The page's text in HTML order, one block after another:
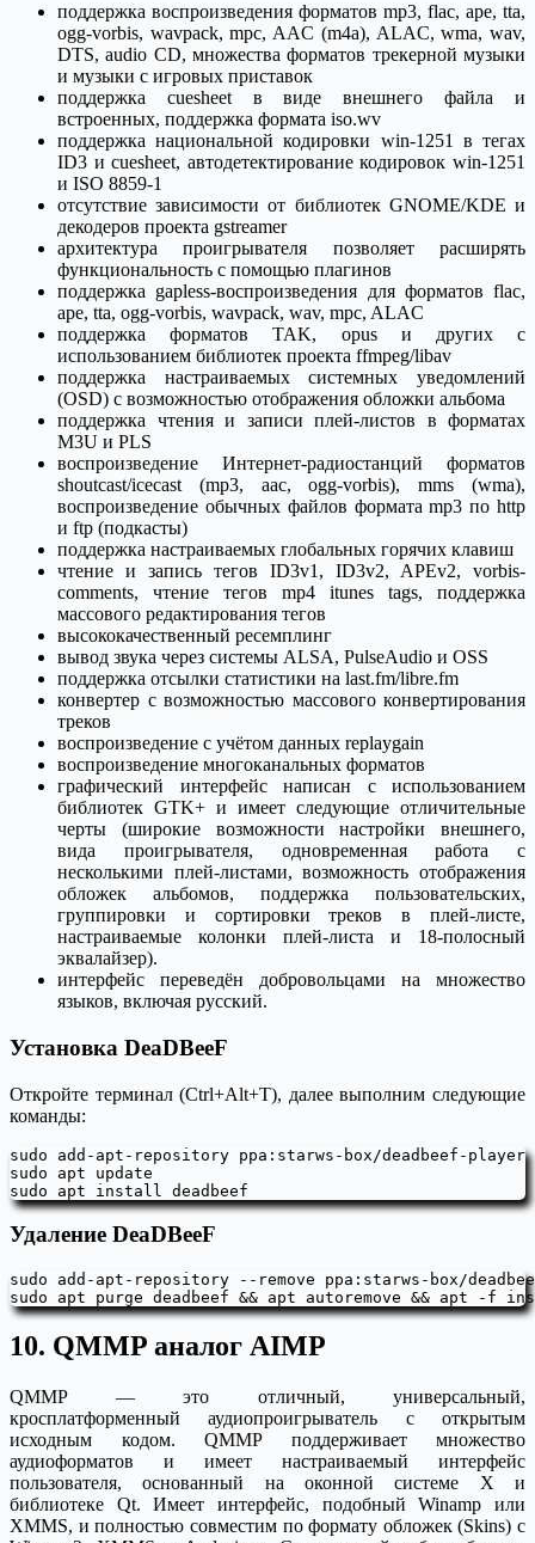
поддержка воспроизведения форматов mp3, flac, ape, tta,
ogg-vorbis, wavpack, mpc, AAC (m4a), ALAC, wma, wav,
DTS, audio CD, множества форматов трекерной музыки
и музыки с игровых приставок
поддержка cuesheet в виде внешнего файла и
встроенных, поддержка формата iso.wv
поддержка национальной кодировки win-1251 в тегах
ID3 и cuesheet, автодетектирование кодировок win-1251
и ISO 8859-1
отсутствие зависимости от библиотек GNOME/KDE и
декодеров проекта gstreamer
архитектура проигрывателя позволяет расширять
функциональность с помощью плагинов
поддержка gapless-воспроизведения для форматов flac,
ape, tta, ogg-vorbis, wavpack, wav, mpc, ALAC
поддержка форматов TAK, opus и других c
использованием библиотек проекта ffmpeg/libav
поддержка настраиваемых системных уведомлений
(OSD) с возможностью отображения обложки альбома
поддержка чтения и записи плей-листов в форматах
M3U и PLS
воспроизведение Интернет-радиостанций форматов
shoutcast/icecast (mp3, aac, ogg-vorbis), mms (wma),
воспроизведение обычных файлов формата mp3 по http
и ftp (подкасты)
поддержка настраиваемых глобальных горячих клавиш
чтение и запись тегов ID3v1, ID3v2, APEv2, vorbis-
comments, чтение тегов mp4 itunes tags, поддержка
массового редактирования тегов
высококачественный ресемплинг
вывод звука через системы ALSA, PulseAudio и OSS
поддержка отсылки статистики на last.fm/libre.fm
конвертер с возможностью массового конвертирования
треков
воспроизведение с учётом данных replaygain
воспроизведение многоканальных форматов
графический интерфейс написан с использованием
библиотек GTK+ и имеет следующие отличительные
черты (широкие возможности настройки внешнего,
вида проигрывателя, одновременная работа с
несколькими плей-листами, возможность отображения
обложек альбомов, поддержка пользовательских,
группировки и сортировки треков в плей-листе,
настраиваемые колонки плей-листа и 18-полосный
эквалайзер).
интерфейс переведён добровольцами на множество
языков, включая русский.
Установка DeaDBeeF
Откройте терминал (Ctrl+Alt+T), далее выполним следующие
команды:
sudo add-apt-repository ppa:starws-box/deadbeef-player
sudo apt update
sudo apt install deadbeef
Удаление DeaDBeeF
sudo add-apt-repository --remove ppa:starws-box/
sudo apt purge deadbeef && apt autoremove && apt -f
10. QMMP аналог AIMP
QMMP — это отличный, универсальный,
кроcплатформенный аудиопроигрыватель с открытым
исходным кодом. QMMP поддерживает множество
аудиоформатов и имеет настраиваемый интерфейс
пользователя, основанный на оконной системе X и
библиотеке Qt. Имеет интерфейс, подобный Winamp или
XMMS, и полностью совместим по формату обложек (Skins) с